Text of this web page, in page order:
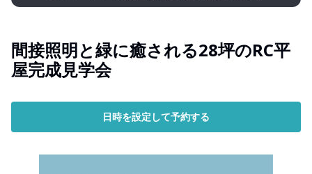
間接照明と緑に癒される28坪のRC平
屋完成見学会
日時を設定して予約する